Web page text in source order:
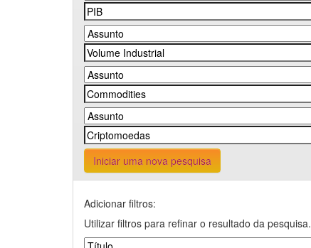
Iniciar uma nova pesquisa
Adicionar filtros:
Utilizar filtros para refinar o resultado da pesquisa.